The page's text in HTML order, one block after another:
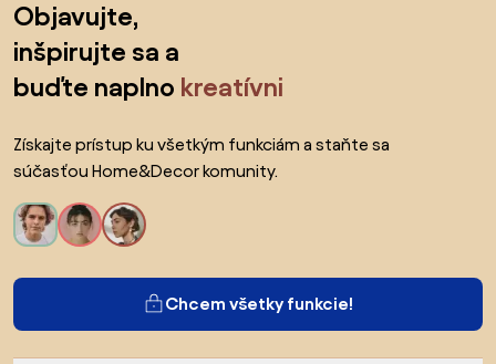
Objavujte,
inšpirujte sa a
buďte naplno kreatívni
Získajte prístup ku všetkým funkciám a staňte sa
súčasťou Home&Decor komunity.
Chcem všetky funkcie!